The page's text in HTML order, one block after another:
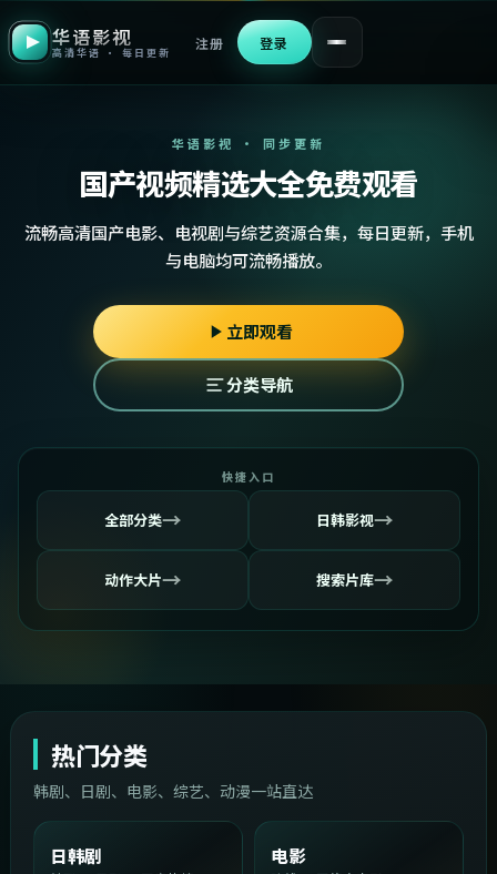
华语影视
高清华语 · 每日更新
注册 登录
华语影视 · 同步更新
国产视频精选大全免费观看
流畅高清国产电影、电视剧与综艺资源合集，每日更新，手机
与电脑均可流畅播放。
立即观看
分类导航
快捷入口
全部分类→ 日韩影视→
动作大片→ 搜索片库→
热门分类
韩剧、日剧、电影、综艺、动漫一站直达
日韩剧 电影